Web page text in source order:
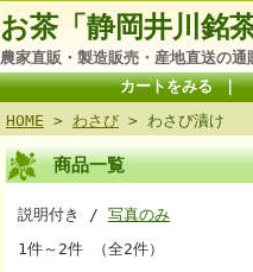
お茶「静岡井川銘
農家直販・製造販売・産地直送の通
カートをみる｜
HOME > わさび > わさび漬け
商品一覧
説明付き / 写真のみ
1件～2件 （全2件）